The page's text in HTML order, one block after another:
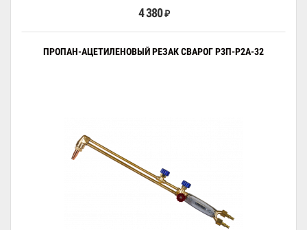
4 380 ₽
ПРОПАН-АЦЕТИЛЕНОВЫЙ РЕЗАК СВАРОГ Р3П-Р2А-32